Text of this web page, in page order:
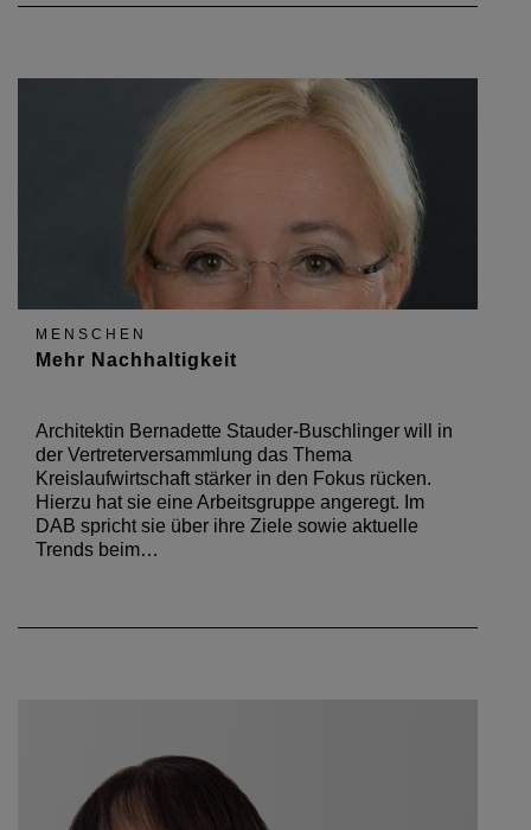
MENSCHEN
Mehr Nachhaltigkeit
Architektin Bernadette Stauder-Buschlinger will in
der Vertreterversammlung das Thema
Kreislaufwirtschaft stärker in den Fokus rücken.
Hierzu hat sie eine Arbeitsgruppe angeregt. Im
DAB spricht sie über ihre Ziele sowie aktuelle
Trends beim…